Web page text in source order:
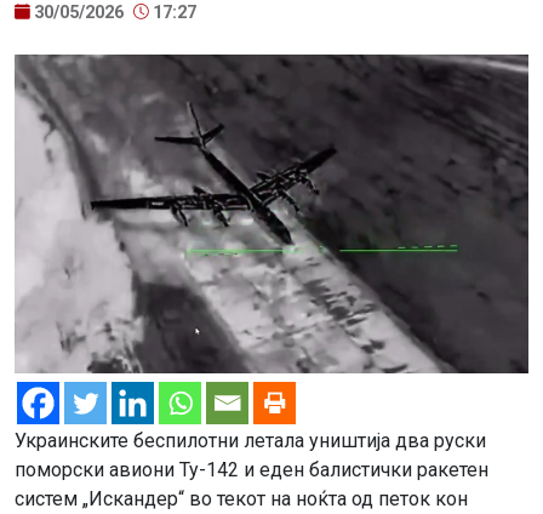
30/05/2026 17:27
Украинските беспилотни летала уништија два руски
поморски авиони Ту-142 и еден балистички ракетен
систем „Искандер“ во текот на ноќта од петок кон